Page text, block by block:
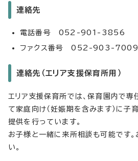
連絡先
電話番号 052-901-3856
ファクス番号 052-903-7009
連絡先（エリア支援保育所用）
エリア支援保育所では、保育園内で
て家庭向け（妊娠期を含みます）に子
提供を行っています。
お子様と一緒に来所相談も可能です
い。